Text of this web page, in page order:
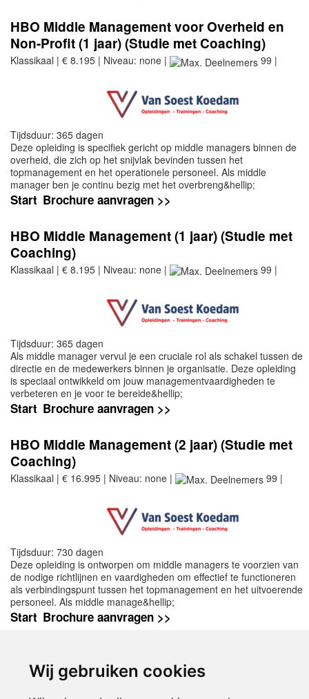
Wij gebruiken cookies
HBO Middle Management voor Overheid en
Non-Profit (1 jaar) (Studie met Coaching)
Klassikaal | € 8.195 | Niveau: none | 99 |
Tijdsduur: 365 dagen
Deze opleiding is specifiek gericht op middle managers binnen de
overheid, die zich op het snijvlak bevinden tussen het
topmanagement en het operationele personeel. Als middle
manager ben je continu bezig met het overbreng&hellip;
Start Brochure aanvragen >>
HBO Middle Management (1 jaar) (Studie met
Coaching)
Klassikaal | € 8.195 | Niveau: none | 99 |
Tijdsduur: 365 dagen
Als middle manager vervul je een cruciale rol als schakel tussen de
directie en de medewerkers binnen je organisatie. Deze opleiding
is speciaal ontwikkeld om jouw managementvaardigheden te
verbeteren en je voor te bereide&hellip;
Start Brochure aanvragen >>
HBO Middle Management (2 jaar) (Studie met
Coaching)
Klassikaal | € 16.995 | Niveau: none | 99 |
Tijdsduur: 730 dagen
Deze opleiding is ontworpen om middle managers te voorzien van
de nodige richtlijnen en vaardigheden om effectief te functioneren
als verbindingspunt tussen het topmanagement en het uitvoerende
personeel. Als middle manage&hellip;
Start Brochure aanvragen >>
Voor een groter overzicht van verschillende
opleidingen middle management kunt u het